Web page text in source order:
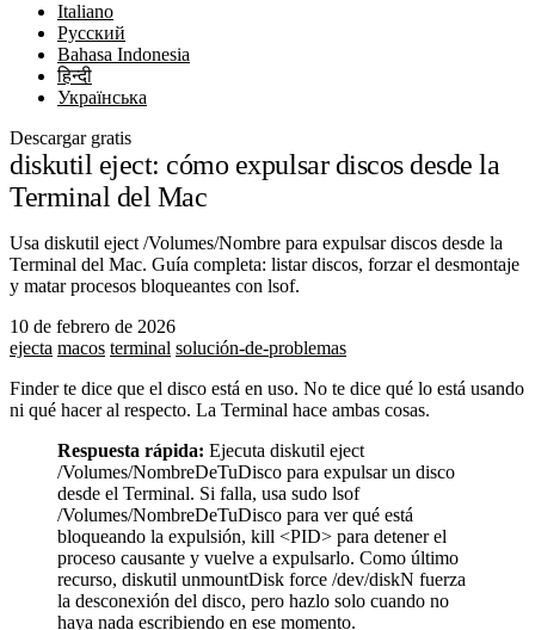
Italiano
Русский
Bahasa Indonesia
हिन्दी
Українська
Descargar gratis
diskutil eject: cómo expulsar discos desde la
Terminal del Mac
Usa diskutil eject /Volumes/Nombre para expulsar discos desde la
Terminal del Mac. Guía completa: listar discos, forzar el desmontaje
y matar procesos bloqueantes con lsof.
10 de febrero de 2026
ejecta macos terminal solución-de-problemas
Finder te dice que el disco está en uso. No te dice qué lo está usando
ni qué hacer al respecto. La Terminal hace ambas cosas.
Respuesta rápida: Ejecuta diskutil eject
/Volumes/NombreDeTuDisco para expulsar un disco
desde el Terminal. Si falla, usa sudo lsof
/Volumes/NombreDeTuDisco para ver qué está
bloqueando la expulsión, kill <PID> para detener el
proceso causante y vuelve a expulsarlo. Como último
recurso, diskutil unmountDisk force /dev/diskN fuerza
la desconexión del disco, pero hazlo solo cuando no
haya nada escribiendo en ese momento.